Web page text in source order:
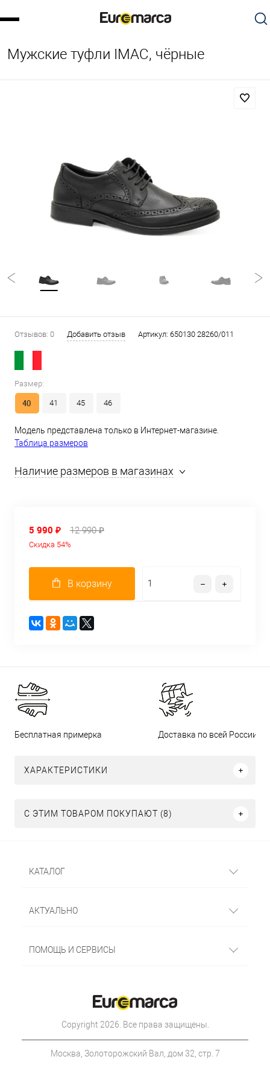
Мужские туфли IMAC, чёрные
Отзывов: 0 Добавить отзыв Артикул: 650130 28260/011
Размер:
40 41 45 46
Модель представлена только в Интернет-магазине.
Таблица размеров
Наличие размеров в магазинах
5 990 ₽ 12 990 ₽
Скидка 54%
В корзину
Бесплатная примерка Доставка по всей России
ХАРАКТЕРИСТИКИ
С ЭТИМ ТОВАРОМ ПОКУПАЮТ (8)
КАТАЛОГ
АКТУАЛЬНО
ПОМОЩЬ И СЕРВИСЫ
Copyright 2026. Все права защищены.
Москва, Золоторожский Вал, дом 32, стр. 7